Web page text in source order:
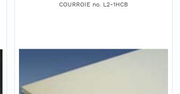
COURROIE no. L2-1HCB